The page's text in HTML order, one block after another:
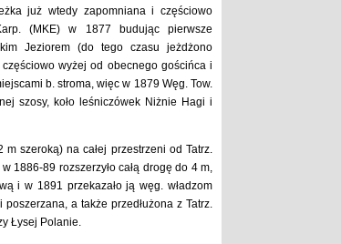
już wtedy zapomniana i częściowo
(MKE) w 1877 budując pierwsze
Jeziorem (do tego czasu jeżdżono
wyżej od obecnego gościńca i
b. stroma, więc w 1879 Węg. Tow.
szosy, koło leśniczówek Niżnie Hagi i
szeroką) na całej przestrzeni od Tatrz.
1886-89 rozszerzyło całą drogę do 4 m,
i w 1891 przekazało ją węg. władzom
a także przedłużona z Tatrz.
Łysej Polanie.